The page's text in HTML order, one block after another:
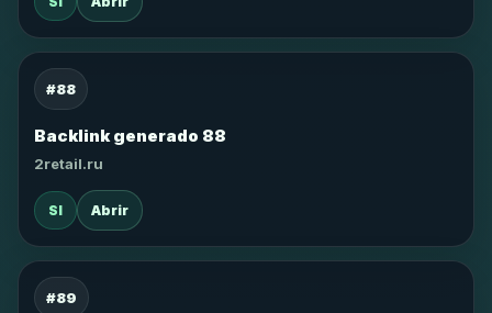
#88
Backlink generado 88
2retail.ru
SI Abrir
#89